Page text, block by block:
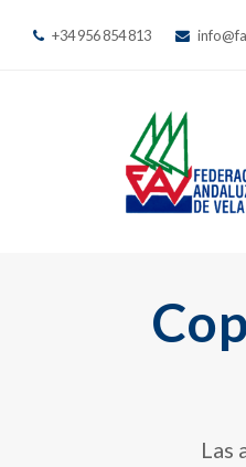
+34 956 854 813
Las